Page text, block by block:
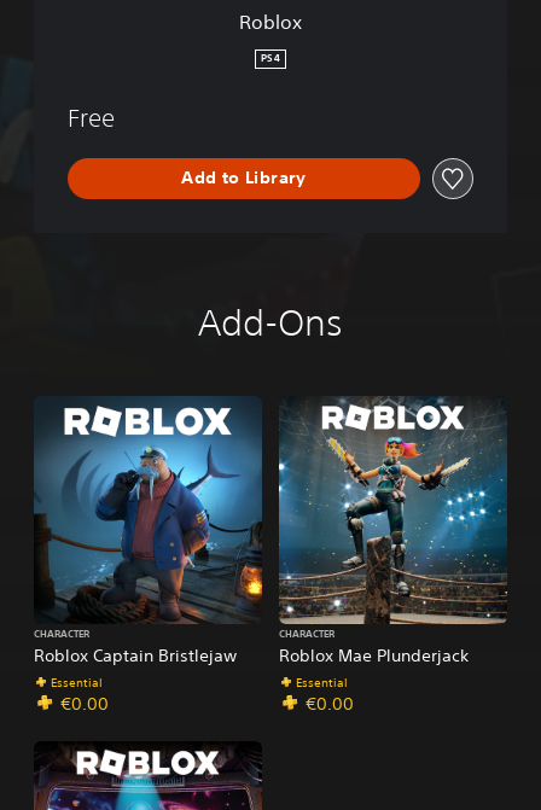
Roblox
PS4
Free
Add to Library
Add-Ons
Roblox Captain Bristlejaw
CHARACTER
Essential
€0.00
Roblox Mae Plunderjack
CHARACTER
Essential
€0.00